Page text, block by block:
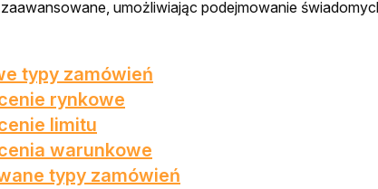
umożliwiając podejmowanie
typy zamówień
rynkowe
limitu
warunkowe
typy zamówień